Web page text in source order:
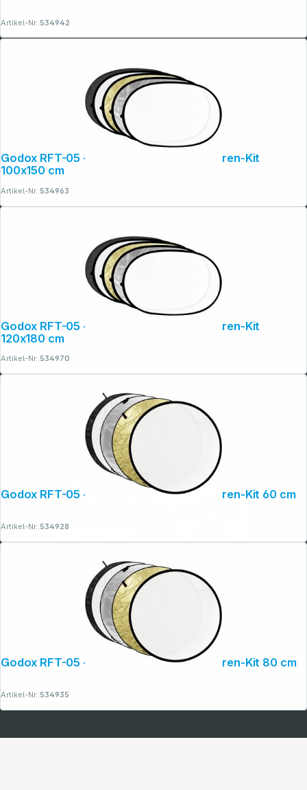
Artikel-Nr.:534942
Godox RFT-05 - 5in1 Disc Kit Faltreflektoren-Kit
100x150 cm
Artikel-Nr.:534963
Godox RFT-05 - 5in1 Disc Kit Faltreflektoren-Kit
120x180 cm
Artikel-Nr.:534970
Godox RFT-05 - 5in1 Disc Kit Faltreflektoren-Kit 60 cm
Artikel-Nr.:534928
Godox RFT-05 - 5in1 Disc Kit Faltreflektoren-Kit 80 cm
Artikel-Nr.:534935
Copyright © 2001 - 2026 dexxIT. Alle Rechte vorbehalten.